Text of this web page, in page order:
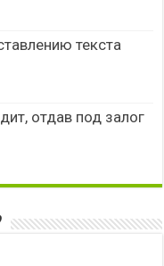
текста
отдав под залог